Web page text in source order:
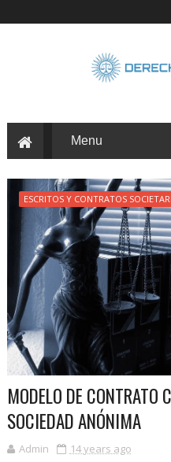
ESCRITOS Y CONTRATOS
MODELO DE CONTRATO
SOCIEDAD ANÓNIMA
Admin
14 years ago